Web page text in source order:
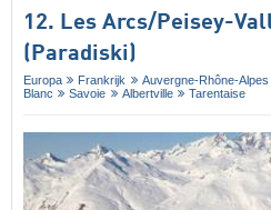
12. Les Arcs/​Peisey-
(Paradiski)
Europa Frankrijk Auvergne-Rhône-Alpes
Blanc
Savoie Albertville Tarentaise